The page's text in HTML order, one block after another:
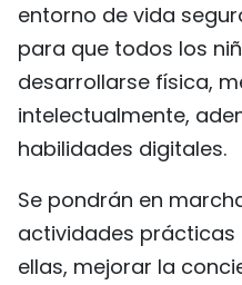
中文
entorno de vida
para que todos los
desarrollarse física,
intelectualmente,
habilidades digitales.
Se pondrán en
actividades prácticas
ellas, mejorar la